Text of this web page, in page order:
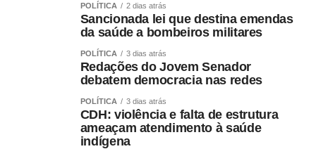
realizados com responsabilidade, transparência e
igualdade de oportunidades para todos os candidatos.
COMENTE ABAIXO:
POLÍTICA 2 dias atrás
Sancionada lei que destina emendas
da saúde a bombeiros militares
POLÍTICA 3 dias atrás
Redações do Jovem Senador
debatem democracia nas redes
POLÍTICA 3 dias atrás
CDH: violência e falta de estrutura
ameaçam atendimento à saúde
indígena